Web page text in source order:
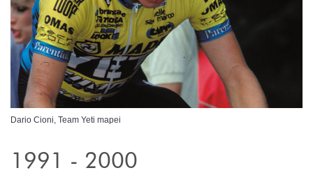
Dario Cioni, Team Yeti mapei
1991 - 2000